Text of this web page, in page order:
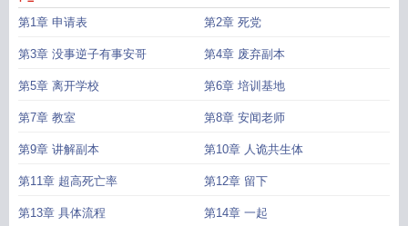
第1章 申请表 第2章 死党
第3章 没事逆子有事安哥 第4章 废弃副本
第5章 离开学校 第6章 培训基地
第7章 教室 第8章 安闻老师
第9章 讲解副本 第10章 人诡共生体
第11章 超高死亡率 第12章 留下
第13章 具体流程 第14章 一起